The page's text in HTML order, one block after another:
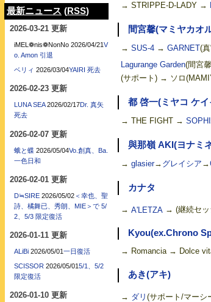
→ STRIPPE-D-LADY →
間宮馨(マミヤカオ
→ SUS-4→ GARNET(
Lagurange Garden(間宮
(サポート) → ソロ
都 啓一(ミヤコ ケイ
→ THE FIGHT →
與那嶺 AKI(ヨナミ
→ glasier→ グレイシア →
カナタ
→ A'LETZA→ (継続セッ
Kyou(ex.Chrono
→ Romancia → Dolce
あき(アキ)
→ ダリ (サポート/マー
最新ニュース (RSS)
2026-03-21 更新
iMEL❁nis❁NonNo 2026/04/21 V
o. Amon 引退
ベリィ 2026/03/04YAIRI 死去
2026-02-23 更新
LUNA SEA 2026/02/17Dr. 真矢
死去
2026-02-07 更新
蛾と蝶 2026/05/04Vo.創真、Ba.
一色日和
2026-02-01 更新
D≒SIRE 2026/05/02＜幸也、聖
詩、橘舞已、秀朗、MIE＞で 5/
2、5/3 限定復活
2026-01-11 更新
ALiBi 2026/05/01一日復活
SCISSOR 2026/05/015/1、5/2
限定復活
2026-01-10 更新